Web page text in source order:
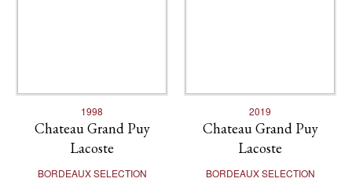
1998
Chateau Grand Puy
Lacoste
BORDEAUX SELECTION
2019
Chateau Grand Puy
Lacoste
BORDEAUX SELECTION